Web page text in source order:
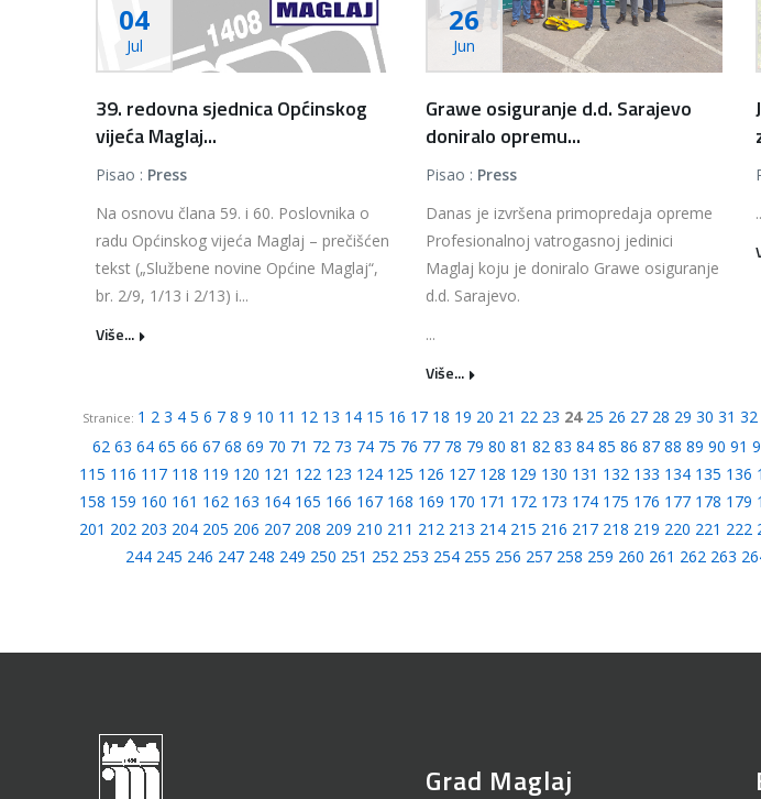
04
Jul
39. redovna sjednica Općinskog
vijeća Maglaj...
Pisao : Press
Na osnovu člana 59. i 60. Poslovnika o
radu Općinskog vijeća Maglaj – prečišćen
tekst („Službene novine Općine Maglaj“,
br. 2/9, 1/13 i 2/13) i...
Više...
26
Jun
Grawe osiguranje d.d. Sarajevo
doniralo opremu...
Pisao : Press
Danas je izvršena primopredaja opreme
Profesionalnoj vatrogasnoj jedinici
Maglaj koju je doniralo Grawe osiguranje
d.d. Sarajevo.
...
Više...
Stranice: 1 2 3 4 5 6 7 8 9 10 11 12 13 14 15 16 17 18 19 20 21 22 23 24 25 26 27 28 29 30 31 32
62 63 64 65 66 67 68 69 70 71 72 73 74 75 76 77 78 79 80 81 82 83 84 85 86 87 88 89 90 91
115 116 117 118 119 120 121 122 123 124 125 126 127 128 129 130 131 132 133 134 135 136
158 159 160 161 162 163 164 165 166 167 168 169 170 171 172 173 174 175 176 177 178 179
201 202 203 204 205 206 207 208 209 210 211 212 213 214 215 216 217 218 219 220 221 222
244 245 246 247 248 249 250 251 252 253 254 255 256 257 258 259 260 261 262 263
Grad Maglaj